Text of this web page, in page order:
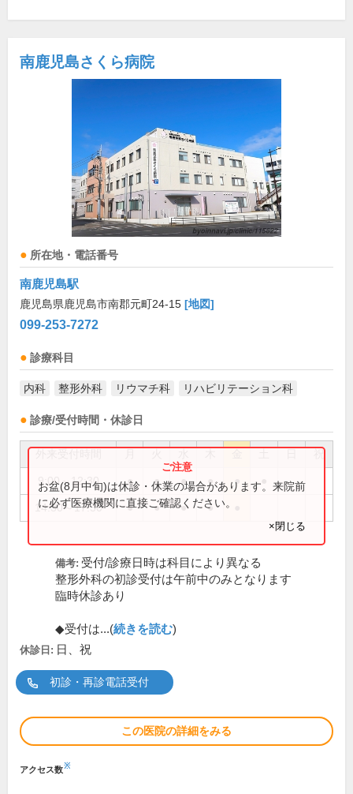
南鹿児島さくら病院
所在地・電話番号
南鹿児島駅
鹿児島県鹿児島市南郡元町24-15 [地図]
099-253-7272
診療科目
内科 整形外科 リウマチ科 リハビリテーション科
診療/受付時間・休診日
祝
9:00～12:30 ● ● ● ● ●
14:30～17:30 ● ● ● ●
お盆(8月中旬)は休診・休業の場合があります。来院前
に必ず医療機関に直接ご確認ください。
×閉じる
備考: 受付/診療日時は科目により異なる
整形外科の初診受付は午前中のみとなります
臨時休診あり
◆受付は...(続きを読む)
休診日: 日、祝
初診・再診電話受付
この医院の詳細をみる
アクセス数※